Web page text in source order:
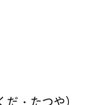
・たつや）